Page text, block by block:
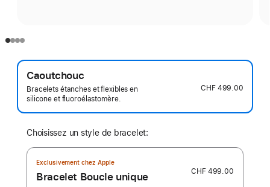
Caoutchouc
Bracelets étanches et flexibles en
silicone et fluoroélastomère.
CHF 499.00
Choisissez un style de bracelet:
Exclusivement chez Apple
Bracelet Boucle unique CHF 499.00